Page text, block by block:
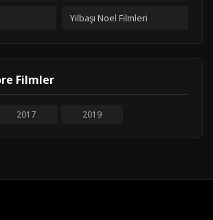
Yılbaşı Noel Filmleri
Filmler
2017 2019